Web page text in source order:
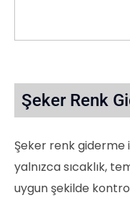
Şeker Renk
Şeker renk giderme
yalnızca sıcaklık,
uygun şekilde